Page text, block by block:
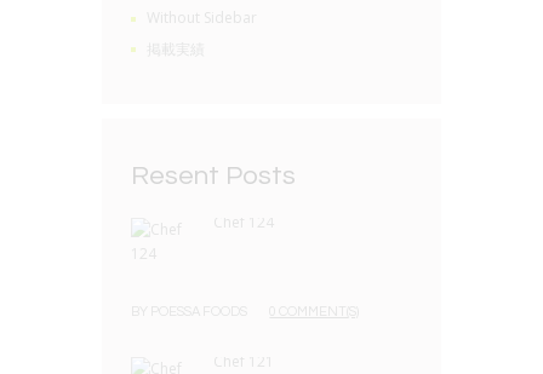
Without Sidebar
掲載実績
Resent Posts
Chef 124
Chef 121